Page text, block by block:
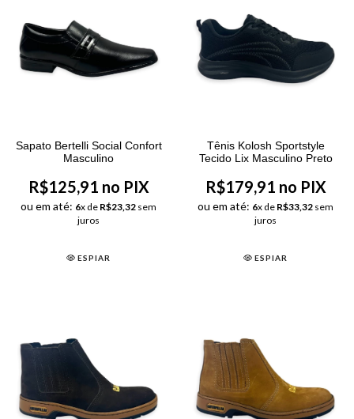
Sapato Bertelli Social Confort
Masculino
R$125,91 no PIX
ou em até: 6x de R$23,32 sem
juros
ESPIAR
Tênis Kolosh Sportstyle
Tecido Lix Masculino Preto
R$179,91 no PIX
ou em até: 6x de R$33,32 sem
juros
ESPIAR